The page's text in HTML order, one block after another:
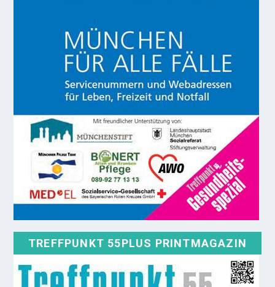
TREFFPUNKT 55PLUS PRINTMAGAZIN